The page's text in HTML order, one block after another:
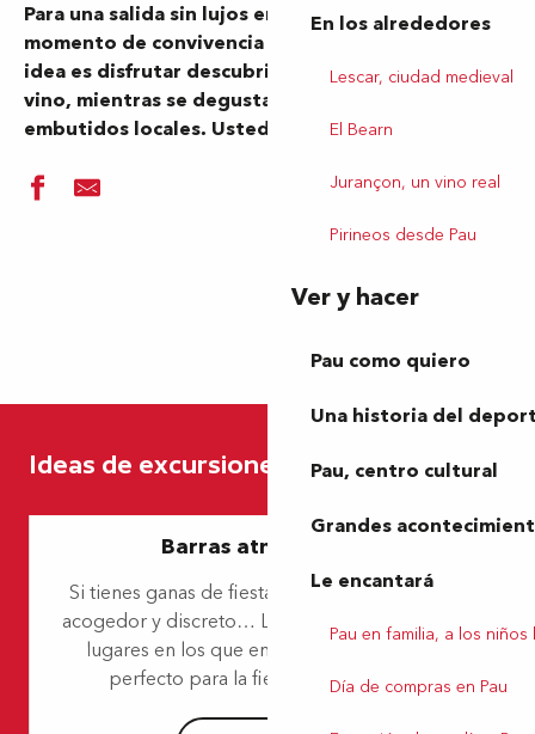
En los alrededores
Lescar, ciudad medieval
El Bearn
Jurançon, un vino real
Pirineos desde Pau
Ver y hacer
Pau como quiero
Una historia del
Pau, centro cultural
Grandes
Le encantará
Pau en familia, a los niños
Día de compras en Pau
Para una salida sin lujos entre amigos, para un
momento de convivencia sencillo y auténtico. La
idea es disfrutar descubriendo juntos un nuevo
vino, mientras se degustan tapas o buenos
embutidos locales. Usted elige lo que le gusta…
Le W
Brut
Les Petites Canailles
La Solera
Casa Délicia
Les Papilles Insolites
Ideas de excursiones en Pau
Barras atmosféricas
Si tienes ganas de fiesta y buscas un ambiente
acogedor y discreto… Le proponemos algunos
lugares en los que encontrará el ambiente
perfecto para la fiesta de sus sueños.